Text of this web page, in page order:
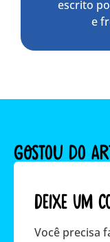
escrito
e
GOSTOU DO
Deixe um
Você precisa